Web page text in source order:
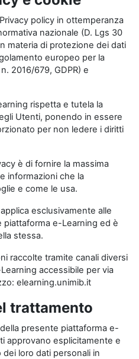
policy in ottemperanza
nazionale (D. Lgs 30
materia di protezione dei dati
europeo per la
2016/679, GDPR) e
rispetta e tutela la
Utenti, ponendo in essere
per non ledere i diritti
è di fornire la massima
informazioni che la
e come le usa.
esclusivamente alle
e-Learning ed è
stessa.
raccolte tramite canali diversi
accessibile per via
elearning.unimib.it
trattamento
presente piattaforma e-
approvano esplicitamente e
loro dati personali in